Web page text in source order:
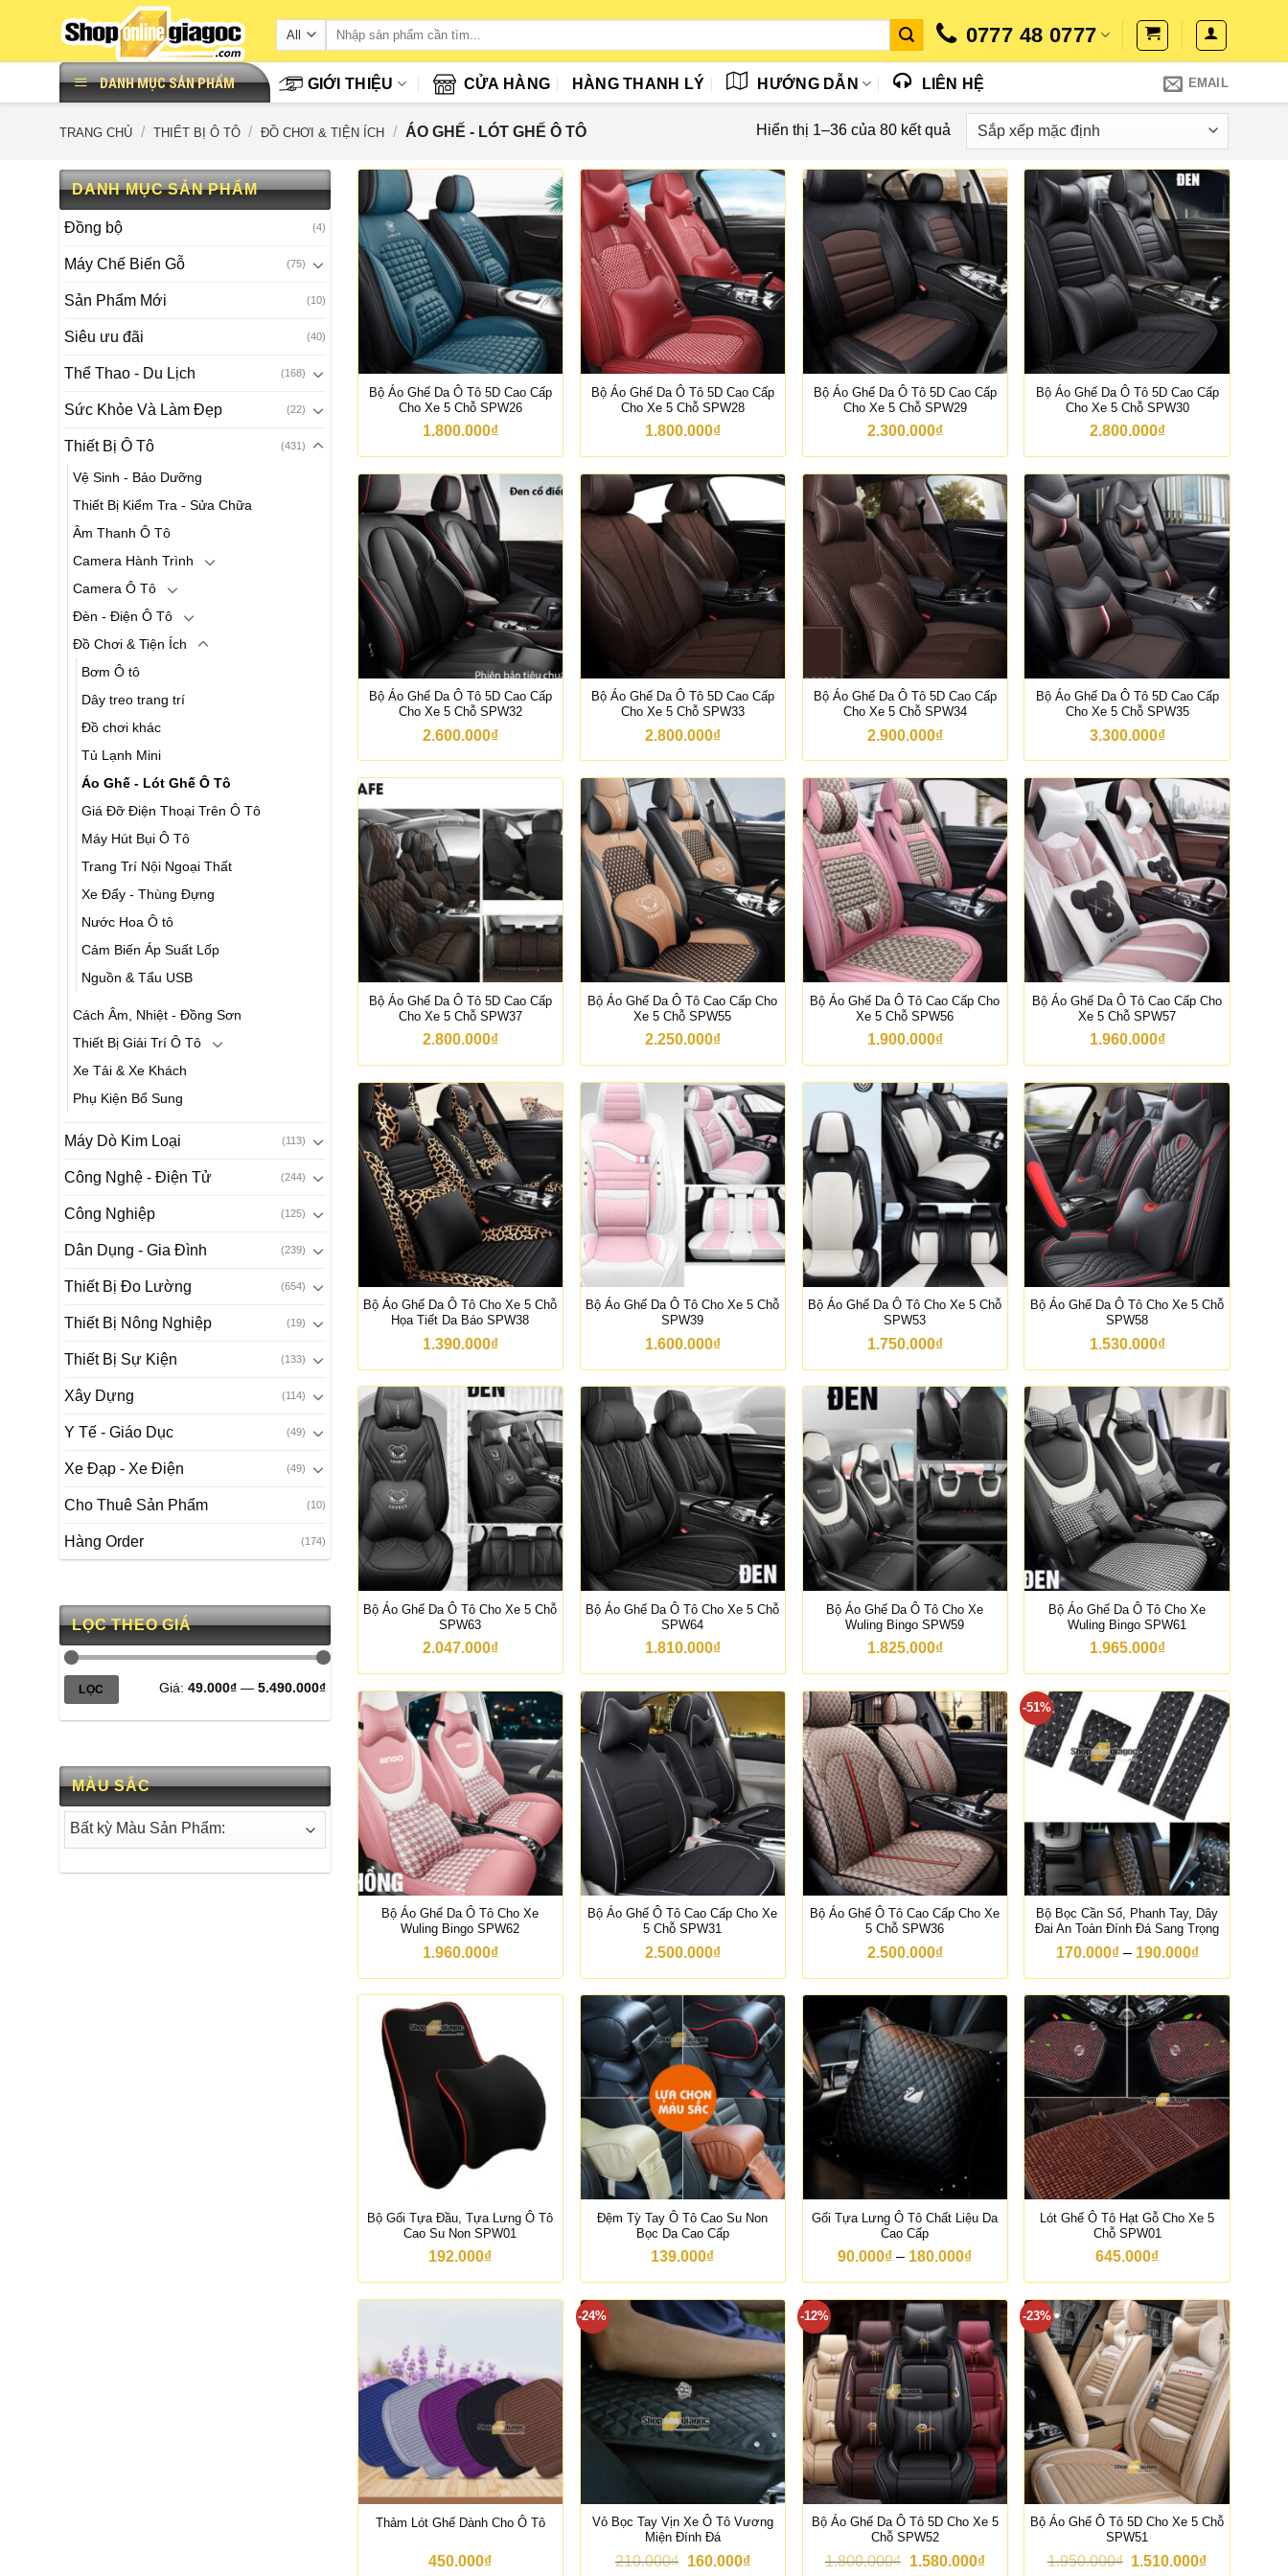
content
0777 48 0777
DANH MỤC SẢN PHẨM GIỚI THIỆU CỬA HÀNG HÀNG THANH LÝ HƯỚNG DẪN LIÊN HỆ EMAIL
TRANG CHỦ / THIẾT BỊ Ô TÔ / ĐỒ CHƠI & TIỆN ÍCH / ÁO GHẾ - LÓT GHẾ Ô TÔ Hiển thị 1–36 của 80 kết quả
DANH MỤC SẢN PHẨM
Đồng bộ (4)
Máy Chế Biến Gỗ (75)
Sản Phẩm Mới (10)
Siêu ưu đãi (40)
Thể Thao - Du Lịch (168)
Sức Khỏe Và Làm Đẹp (22)
Thiết Bị Ô Tô (431)
Vệ Sinh - Bảo Dưỡng
Thiết Bị Kiểm Tra - Sửa Chữa
Âm Thanh Ô Tô
Camera Hành Trình
Camera Ô Tô
Đèn - Điện Ô Tô
Đồ Chơi & Tiện Ích
Bơm Ô tô
Dây treo trang trí
Đồ chơi khác
Tủ Lạnh Mini
Áo Ghế - Lót Ghế Ô Tô
Giá Đỡ Điện Thoại Trên Ô Tô
Máy Hút Bụi Ô Tô
Trang Trí Nội Ngoại Thất
Xe Đẩy - Thùng Đựng
Nước Hoa Ô tô
Cảm Biến Áp Suất Lốp
Nguồn & Tẩu USB
Cách Âm, Nhiệt - Đồng Sơn
Thiết Bị Giải Trí Ô Tô
Xe Tải & Xe Khách
Phụ Kiện Bổ Sung
Máy Dò Kim Loại (113)
Công Nghệ - Điện Tử (244)
Công Nghiệp (125)
Dân Dụng - Gia Đình (239)
Thiết Bị Đo Lường (654)
Thiết Bị Nông Nghiệp (19)
Thiết Bị Sự Kiện (133)
Xây Dựng (114)
Y Tế - Giáo Dục (49)
Xe Đạp - Xe Điện (49)
Cho Thuê Sản Phẩm (10)
Hàng Order (174)
LỌC THEO GIÁ
Giá
thiểu
Giá
đa
LỌC Giá: 49.000₫— 5.490.000₫
MÀU SẮC
Bộ Áo Ghế Da Ô Tô 5D Cao Cấp
Cho Xe 5 Chỗ SPW26
1.800.000₫
Bộ Áo Ghế Da Ô Tô 5D Cao Cấp
Cho Xe 5 Chỗ SPW28
1.800.000₫
Bộ Áo Ghế Da Ô Tô 5D Cao Cấp
Cho Xe 5 Chỗ SPW29
2.300.000₫
Bộ Áo Ghế Da Ô Tô 5D Cao Cấp
Cho Xe 5 Chỗ SPW30
2.800.000₫
Bộ Áo Ghế Da Ô Tô 5D Cao Cấp
Cho Xe 5 Chỗ SPW32
2.600.000₫
Bộ Áo Ghế Da Ô Tô 5D Cao Cấp
Cho Xe 5 Chỗ SPW33
2.800.000₫
Bộ Áo Ghế Da Ô Tô 5D Cao Cấp
Cho Xe 5 Chỗ SPW34
2.900.000₫
Bộ Áo Ghế Da Ô Tô 5D Cao Cấp
Cho Xe 5 Chỗ SPW35
3.300.000₫
Bộ Áo Ghế Da Ô Tô 5D Cao Cấp
Cho Xe 5 Chỗ SPW37
2.800.000₫
Bộ Áo Ghế Da Ô Tô Cao Cấp Cho
Xe 5 Chỗ SPW55
2.250.000₫
Bộ Áo Ghế Da Ô Tô Cao Cấp Cho
Xe 5 Chỗ SPW56
1.900.000₫
Bộ Áo Ghế Da Ô Tô Cao Cấp Cho
Xe 5 Chỗ SPW57
1.960.000₫
Bộ Áo Ghế Da Ô Tô Cho Xe 5 Chỗ
Họa Tiết Da Báo SPW38
1.390.000₫
Bộ Áo Ghế Da Ô Tô Cho Xe 5 Chỗ
SPW39
1.600.000₫
Bộ Áo Ghế Da Ô Tô Cho Xe 5 Chỗ
SPW53
1.750.000₫
Bộ Áo Ghế Da Ô Tô Cho Xe 5 Chỗ
SPW58
1.530.000₫
Bộ Áo Ghế Da Ô Tô Cho Xe 5 Chỗ
SPW63
2.047.000₫
Bộ Áo Ghế Da Ô Tô Cho Xe 5 Chỗ
SPW64
1.810.000₫
Bộ Áo Ghế Da Ô Tô Cho Xe
Wuling Bingo SPW59
1.825.000₫
Bộ Áo Ghế Da Ô Tô Cho Xe
Wuling Bingo SPW61
1.965.000₫
Bộ Áo Ghế Da Ô Tô Cho Xe
Wuling Bingo SPW62
1.960.000₫
Bộ Áo Ghế Ô Tô Cao Cấp Cho Xe
5 Chỗ SPW31
2.500.000₫
Bộ Áo Ghế Ô Tô Cao Cấp Cho Xe
5 Chỗ SPW36
2.500.000₫
-51%
Bộ Bọc Cần Số, Phanh Tay, Dây
Đai An Toàn Đính Đá Sang Trọng
170.000₫ – 190.000₫K
o
ả
n
g
g
i
á
:
t
ừ
1
7
0
0
0
1
9
0
.
0
0
0
₫
Bộ Gối Tựa Đầu, Tựa Lưng Ô Tô
Cao Su Non SPW01
192.000₫
Đệm Tỳ Tay Ô Tô Cao Su Non
Bọc Da Cao Cấp
139.000₫
Gối Tựa Lưng Ô Tô Chất Liệu Da
Cao Cấp
90.000₫ – 180.000₫K
o
ả
n
g
g
i
á
:
t
ừ
9
0
.
0
0
0
₫
ế
Lót Ghế Ô Tô Hạt Gỗ Cho Xe 5
Chỗ SPW01
645.000₫
Thảm Lót Ghế Dành Cho Ô Tô
450.000₫
-24%
Vỏ Bọc Tay Vịn Xe Ô Tô Vương
Miện Đính Đá
210.000₫ G
160.000₫G
-12%
Bộ Áo Ghế Da Ô Tô 5D Cho Xe 5
Chỗ SPW52
1.800.000₫
G
1.580.000₫G
-23%
Bộ Áo Ghế Ô Tô 5D Cho Xe 5 Chỗ
SPW51
1.950.000₫ G
1.510.000₫G